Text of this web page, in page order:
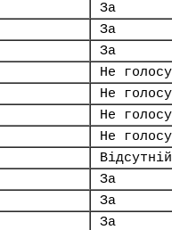
За
За
За
Не
Не
Не
Не
Відсутній
За
За
За